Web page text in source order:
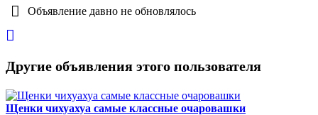
Объявление давно не обновлялось
Другие объявления этого пользователя
Щенки чихуахуа самые классные очаровашки